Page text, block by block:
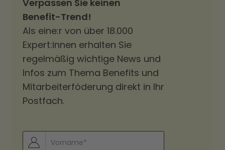
Verpassen Sie keinen
Benefit-Trend!
Als eine:r von über 18.000
Expert:innen erhalten Sie
regelmäßig wichtige News und
Infos zum Thema Benefits und
Mitarbeiterföderung direkt in Ihr
Postfach.